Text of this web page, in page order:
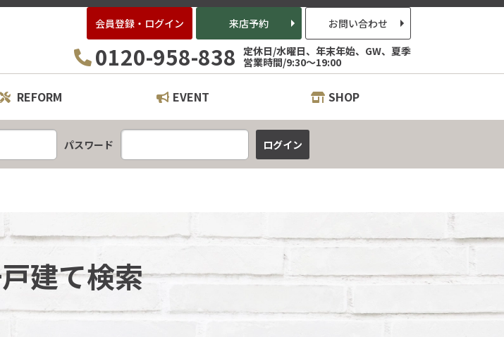
会員登録・ログイン 来店予約 お問い合わせ
0120-958-838 定休日/水曜日、年末年始、GW、夏季
営業時間/9:30～19:00
REFORM EVENT SHOP
パスワード
建て検索